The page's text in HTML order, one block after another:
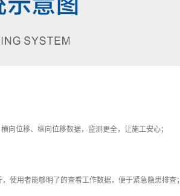
向位移、纵向位移数据，监测更全，让施工安心；
使用者能够明了的查看工作数据，便于紧急隐患排查；